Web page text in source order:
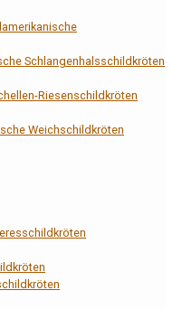
Schlangenhalsschildkröten
Riesenschildkröten
Weichschildkröten